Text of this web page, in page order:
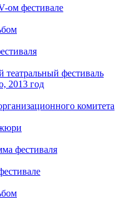
фестивале
театральный фестиваль
2013 год
комитета
фестиваля